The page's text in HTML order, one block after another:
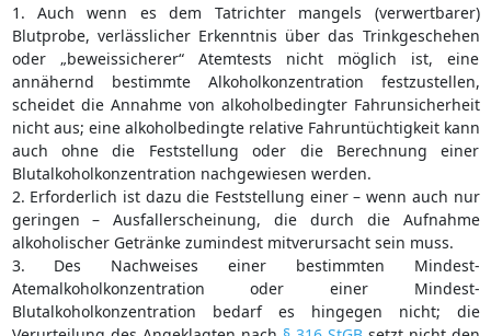
1. Auch wenn es dem Tatrichter mangels (verwertbarer)
Blutprobe, verlässlicher Erkenntnis über das Trinkgeschehen
oder „beweissicherer“ Atemtests nicht möglich ist, eine
annähernd bestimmte Alkoholkonzentration festzustellen,
scheidet die Annahme von alkoholbedingter Fahrunsicherheit
nicht aus; eine alkoholbedingte relative Fahruntüchtigkeit kann
auch ohne die Feststellung oder die Berechnung einer
Blutalkoholkonzentration nachgewiesen werden.
2. Erforderlich ist dazu die Feststellung einer – wenn auch nur
geringen – Ausfallerscheinung, die durch die Aufnahme
alkoholischer Getränke zumindest mitverursacht sein muss.
3. Des Nachweises einer bestimmten Mindest-
Atemalkoholkonzentration oder einer Mindest-
Blutalkoholkonzentration bedarf es hingegen nicht; die